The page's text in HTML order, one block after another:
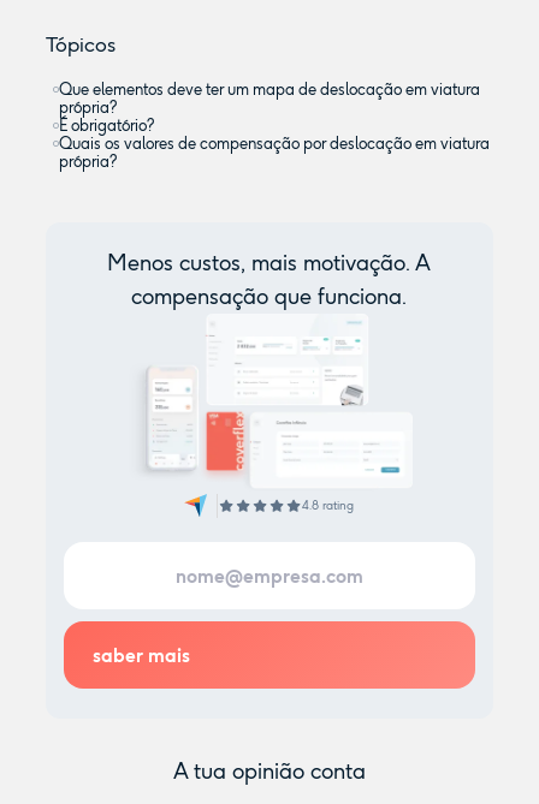
Tópicos
Que elementos deve ter um mapa de deslocação em viatura
própria?
É obrigatório?
Quais os valores de compensação por deslocação em viatura
própria?
Menos custos, mais motivação. A
compensação que funciona.
4.8 rating
A tua opinião conta